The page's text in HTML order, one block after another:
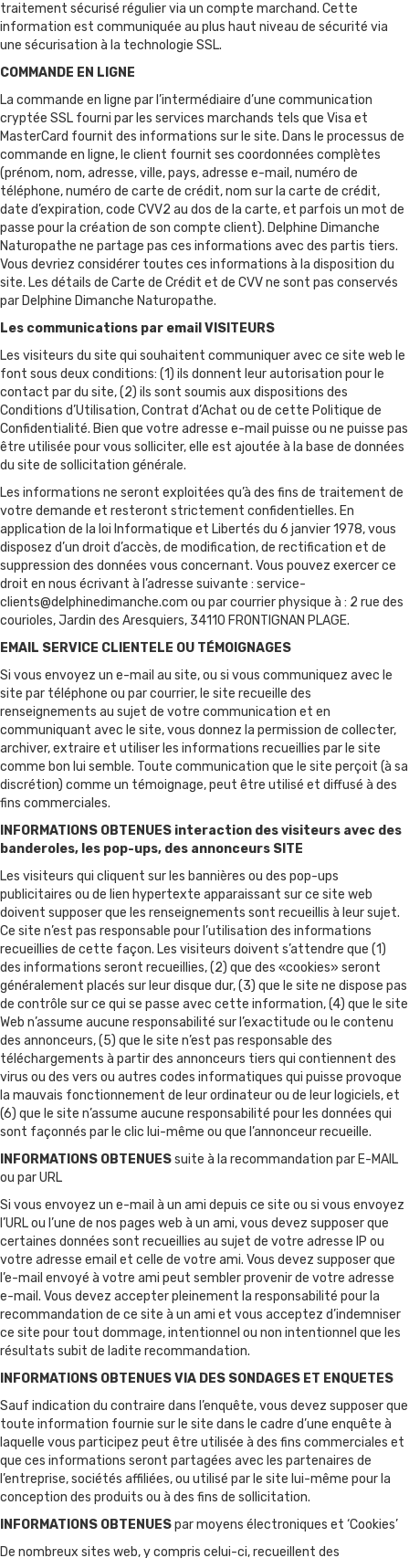
traitement sécurisé régulier via un compte marchand. Cette
information est communiquée au plus haut niveau de sécurité via
une sécurisation à la technologie SSL.
COMMANDE EN LIGNE
La commande en ligne par l’intermédiaire d’une communication
cryptée SSL fourni par les services marchands tels que Visa et
MasterCard fournit des informations sur le site. Dans le processus de
commande en ligne, le client fournit ses coordonnées complètes
(prénom, nom, adresse, ville, pays, adresse e-mail, numéro de
téléphone, numéro de carte de crédit, nom sur la carte de crédit,
date d’expiration, code CVV2 au dos de la carte, et parfois un mot de
passe pour la création de son compte client). Delphine Dimanche
Naturopathe ne partage pas ces informations avec des partis tiers.
Vous devriez considérer toutes ces informations à la disposition du
site. Les détails de Carte de Crédit et de CVV ne sont pas conservés
par Delphine Dimanche Naturopathe.
Les communications par email VISITEURS
Les visiteurs du site qui souhaitent communiquer avec ce site web le
font sous deux conditions: (1) ils donnent leur autorisation pour le
contact par du site, (2) ils sont soumis aux dispositions des
Conditions d’Utilisation, Contrat d’Achat ou de cette Politique de
Confidentialité. Bien que votre adresse e-mail puisse ou ne puisse pas
être utilisée pour vous solliciter, elle est ajoutée à la base de données
du site de sollicitation générale.
Les informations ne seront exploitées qu’à des fins de traitement de
votre demande et resteront strictement confidentielles. En
application de la loi Informatique et Libertés du 6 janvier 1978, vous
disposez d’un droit d’accès, de modification, de rectification et de
suppression des données vous concernant. Vous pouvez exercer ce
droit en nous écrivant à l’adresse suivante : service-
clients@delphinedimanche.com ou par courrier physique à : 2 rue des
courioles, Jardin des Aresquiers, 34110 FRONTIGNAN PLAGE.
EMAIL SERVICE CLIENTELE OU TÉMOIGNAGES
Si vous envoyez un e-mail au site, ou si vous communiquez avec le
site par téléphone ou par courrier, le site recueille des
renseignements au sujet de votre communication et en
communiquant avec le site, vous donnez la permission de collecter,
archiver, extraire et utiliser les informations recueillies par le site
comme bon lui semble. Toute communication que le site perçoit (à sa
discrétion) comme un témoignage, peut être utilisé et diffusé à des
fins commerciales.
INFORMATIONS OBTENUES interaction des visiteurs avec des
banderoles, les pop-ups, des annonceurs SITE
Les visiteurs qui cliquent sur les bannières ou des pop-ups
publicitaires ou de lien hypertexte apparaissant sur ce site web
doivent supposer que les renseignements sont recueillis à leur sujet.
Ce site n’est pas responsable pour l’utilisation des informations
recueillies de cette façon. Les visiteurs doivent s’attendre que (1)
des informations seront recueillies, (2) que des «cookies» seront
généralement placés sur leur disque dur, (3) que le site ne dispose pas
de contrôle sur ce qui se passe avec cette information, (4) que le site
Web n’assume aucune responsabilité sur l’exactitude ou le contenu
des annonceurs, (5) que le site n’est pas responsable des
téléchargements à partir des annonceurs tiers qui contiennent des
virus ou des vers ou autres codes informatiques qui puisse provoque
la mauvais fonctionnement de leur ordinateur ou de leur logiciels, et
(6) que le site n’assume aucune responsabilité pour les données qui
sont façonnés par le clic lui-même ou que l’annonceur recueille.
INFORMATIONS OBTENUESsuite à la recommandation par E-MAIL
ou par URL
Si vous envoyez un e-mail à un ami depuis ce site ou si vous envoyez
l’URL ou l’une de nos pages web à un ami, vous devez supposer que
certaines données sont recueillies au sujet de votre adresse IP ou
votre adresse email et celle de votre ami. Vous devez supposer que
l’e-mail envoyé à votre ami peut sembler provenir de votre adresse
e-mail. Vous devez accepter pleinement la responsabilité pour la
recommandation de ce site à un ami et vous acceptez d’indemniser
ce site pour tout dommage, intentionnel ou non intentionnel que les
résultats subit de ladite recommandation.
INFORMATIONS OBTENUES VIA DES SONDAGES ET ENQUETES
Sauf indication du contraire dans l’enquête, vous devez supposer que
toute information fournie sur le site dans le cadre d’une enquête à
laquelle vous participez peut être utilisée à des fins commerciales et
que ces informations seront partagées avec les partenaires de
l’entreprise, sociétés affiliées, ou utilisé par le site lui-même pour la
conception des produits ou à des fins de sollicitation.
INFORMATIONS OBTENUESpar moyens électroniques et ‘Cookies’
De nombreux sites web, y compris celui-ci, recueillent des